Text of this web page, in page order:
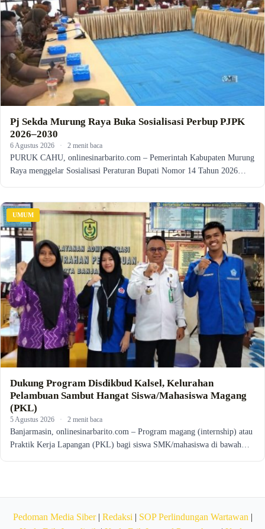
Pj Sekda Murung Raya Buka Sosialisasi Perbup PJPK
2026–2030
6 Agustus 2026 · 2 menit baca
PURUK CAHU, onlinesinarbarito.com – Pemerintah Kabupaten Murung
Raya menggelar Sosialisasi Peraturan Bupati Nomor 14 Tahun 2026…
UMUM
Dukung Program Disdikbud Kalsel, Kelurahan
Pelambuan Sambut Hangat Siswa/Mahasiswa Magang
(PKL)
5 Agustus 2026 · 2 menit baca
Banjarmasin, onlinesinarbarito.com – Program magang (internship) atau
Praktik Kerja Lapangan (PKL) bagi siswa SMK/mahasiswa di bawah…
Pedoman Media Siber| Redaksi | SOP Perlindungan Wartawan |